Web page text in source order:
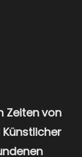
Zeiten von